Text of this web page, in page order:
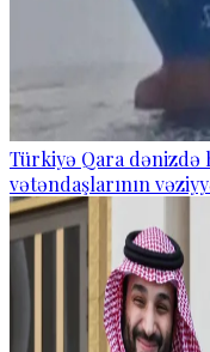
Türkiyə Qara dənizdə
vətəndaşlarının